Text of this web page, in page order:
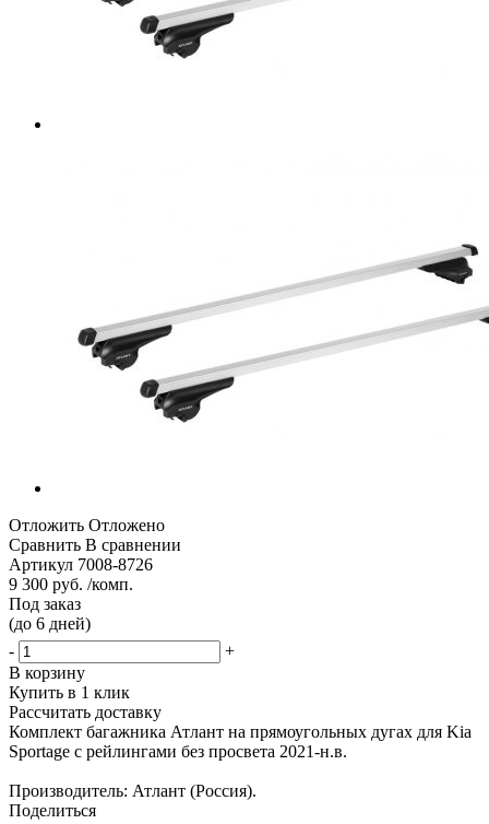
Отложить Отложено
Сравнить В сравнении
Артикул 7008-8726
9 300 руб. /комп.
Под заказ
(до 6 дней)
-
+
В корзину
Купить в 1 клик
Рассчитать доставку
Комплект багажника Атлант на прямоугольных дугах для Kia
Sportage с рейлингами без просвета 2021-н.в.
Производитель: Атлант (Россия).
Поделиться